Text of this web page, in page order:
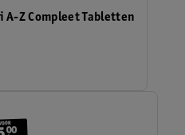
Z Compleet Tabletten